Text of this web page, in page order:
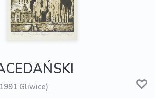
Gliwice)